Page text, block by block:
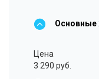
Основные
Цена
3 290 руб.